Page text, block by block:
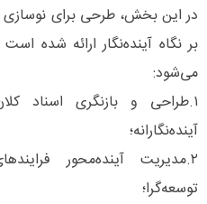
در این بخش، طرحی برای نوسازی
بر نگاه آینده‌نگار ارائه شده
می‌شود:
۱.طراحی و بازنگری اسناد
آینده‌نگارانه؛
۲.مدیریت آینده‌محور
توسعه‌گرا؛